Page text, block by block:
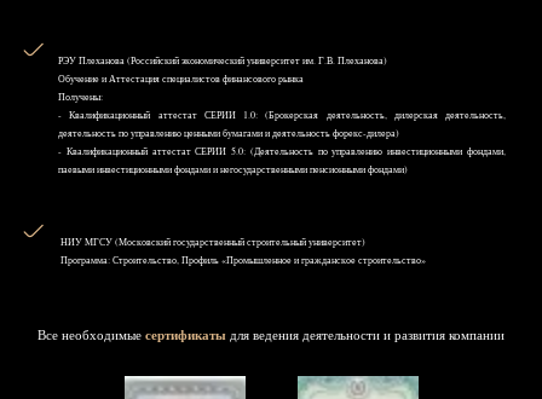
РЭУ Плеханова (Российский экономический университет им. Г.В. Плеханова)
Обучение и Аттестация специалистов финансового рынка
Получены:
- Квалификационный аттестат СЕРИИ 1.0: (Брокерская деятельность, дилерская деятельность,
деятельность по управлению ценными бумагами и деятельность форекс-дилера)
- Квалификационный аттестат СЕРИИ 5.0: (Деятельность по управлению инвестиционными фондами,
паевыми инвестиционными фондами и негосударственными пенсионными фондами)
НИУ MГСУ (Московский государственный строительный университет)
Программа: Строительство, Профиль «Промышленное и гражданское строительство»
Все необходимые сертификаты для ведения деятельности и развития компании